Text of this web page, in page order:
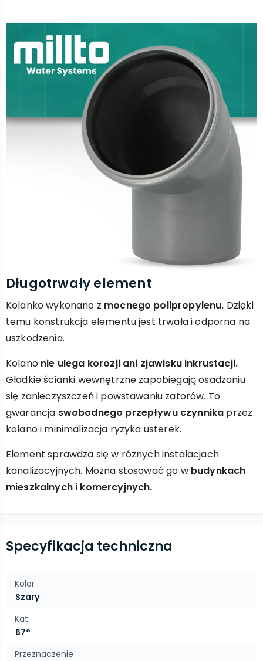
Długotrwały element
Kolanko wykonano z mocnego polipropylenu. Dzięki
temu konstrukcja elementu jest trwała i odporna na
uszkodzenia.
Kolano nie ulega korozji ani zjawisku inkrustacji.
Gładkie ścianki wewnętrzne zapobiegają osadzaniu
się zanieczyszczeń i powstawaniu zatorów. To
gwarancja swobodnego przepływu czynnika przez
kolano i minimalizacja ryzyka usterek.
Element sprawdza się w różnych instalacjach
kanalizacyjnych. Można stosować go w budynkach
mieszkalnych i komercyjnych.
Specyfikacja techniczna
Kolor
Szary
Kąt
67°
Przeznaczenie